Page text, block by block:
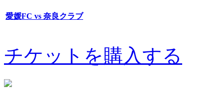
愛媛FC vs 奈良クラブ
チケットを購入する